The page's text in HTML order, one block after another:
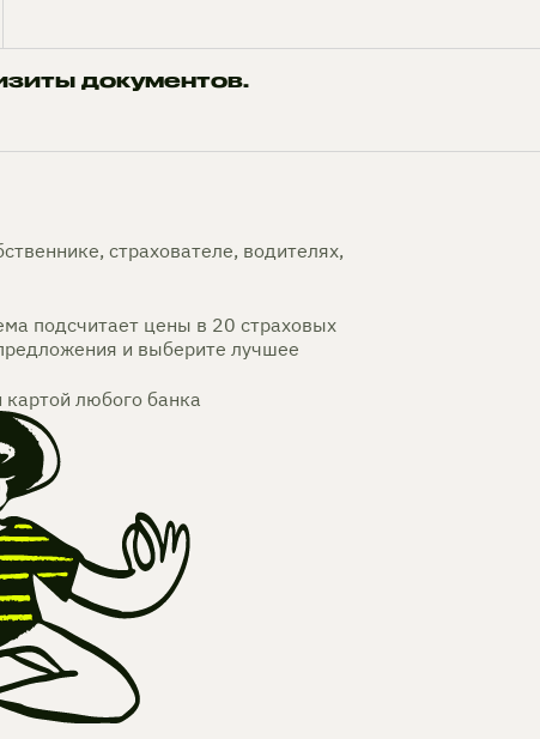
документов.
страхователе, водителях,
подсчитает цены в 20 страховых
и выберите лучшее
любого банка